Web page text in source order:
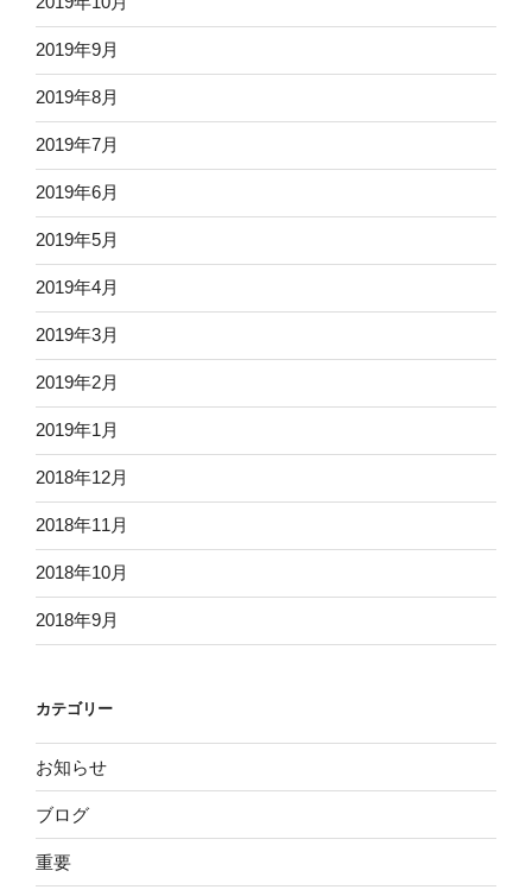
2019年9月
2019年8月
2019年7月
2019年6月
2019年5月
2019年4月
2019年3月
2019年2月
2019年1月
2018年12月
2018年11月
2018年10月
2018年9月
カテゴリー
お知らせ
ブログ
重要